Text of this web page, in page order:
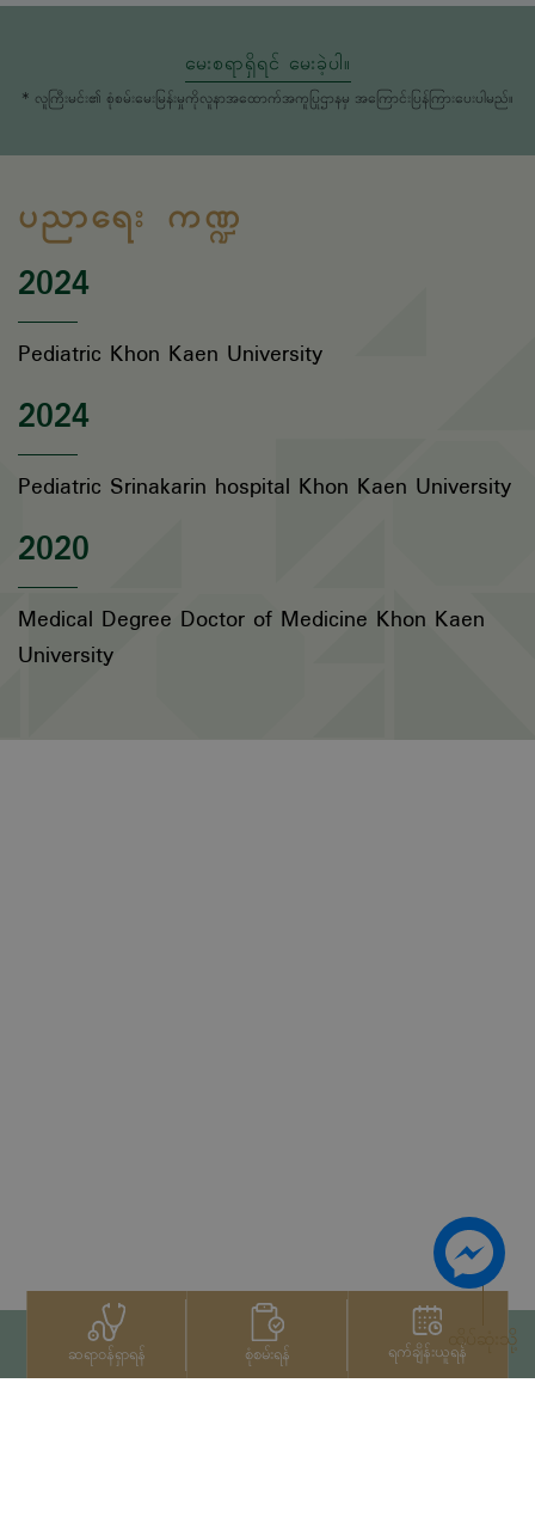
မေးစရာရှိရင် မေးခဲ့ပါ။
* လူကြီးမင်း၏ စုံစမ်းမေးမြန်းမှုကိုလူနာအထောက်အကူပြုဌာနမှ အကြောင်းပြန်ကြားပေးပါမည်။
ပညာရေး ကဏ္ဍ
2024
Pediatric Khon Kaen University
2024
Pediatric Srinakarin hospital Khon Kaen University
2020
Medical Degree Doctor of Medicine Khon Kaen
University
ဆရာဝန်ရှာရန် စုံစမ်းရန် ရက်ချိန်းယူရန်ထိပ်ဆုံးသို့